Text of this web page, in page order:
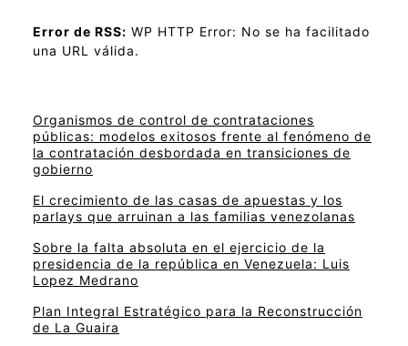
Error de RSS: WP HTTP Error: No se ha facilitado
una URL válida.
Organismos de control de contrataciones
públicas: modelos exitosos frente al fenómeno de
la contratación desbordada en transiciones de
gobierno
El crecimiento de las casas de apuestas y los
parlays que arruinan a las familias venezolanas
Sobre la falta absoluta en el ejercicio de la
presidencia de la república en Venezuela: Luis
Lopez Medrano
Plan Integral Estratégico para la Reconstrucción
de La Guaira